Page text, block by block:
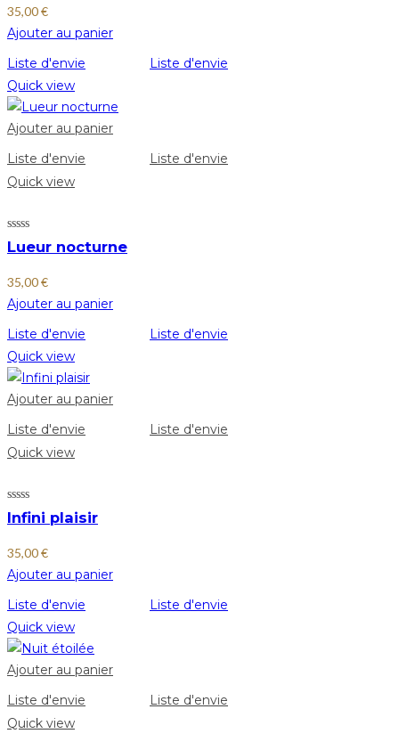
35,00€
Ajouter au panier
Liste d'envie
Liste d'envie
Quick view
Ajouter au panier
Liste d'envie
Liste d'envie
Quick view
Lueur nocturne
35,00€
Ajouter au panier
Liste d'envie
Liste d'envie
Quick view
Ajouter au panier
Liste d'envie
Liste d'envie
Quick view
Infini plaisir
35,00€
Ajouter au panier
Liste d'envie
Liste d'envie
Quick view
Ajouter au panier
Liste d'envie
Liste d'envie
Quick view